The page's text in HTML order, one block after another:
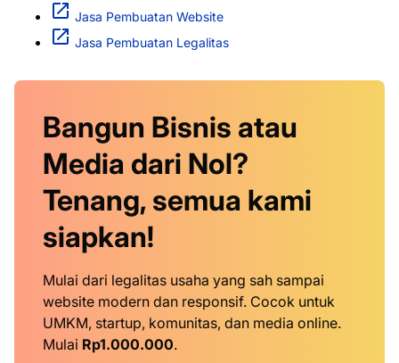
Jasa Pembuatan Website
Jasa Pembuatan Legalitas
Bangun Bisnis atau
Media dari Nol?
Tenang, semua kami
siapkan!
Mulai dari legalitas usaha yang sah sampai
website modern dan responsif. Cocok untuk
UMKM, startup, komunitas, dan media online.
Mulai Rp1.000.000.